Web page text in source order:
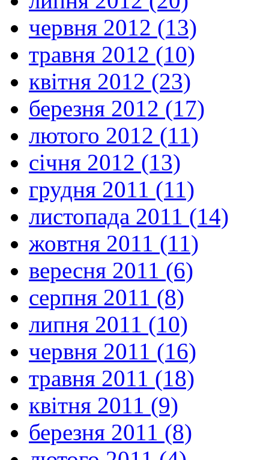
червня 2012 (13)
травня 2012 (10)
квітня 2012 (23)
березня 2012 (17)
лютого 2012 (11)
січня 2012 (13)
грудня 2011 (11)
листопада 2011 (14)
жовтня 2011 (11)
вересня 2011 (6)
серпня 2011 (8)
липня 2011 (10)
червня 2011 (16)
травня 2011 (18)
квітня 2011 (9)
березня 2011 (8)